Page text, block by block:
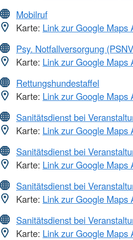
Mobilruf
Karte: Link zur Google Maps
Psy. Notfallversorgung
Karte: Link zur Google Maps
Rettungshundestaffel
Karte: Link zur Google Maps
Sanitätsdienst bei
Karte: Link zur Google Maps
Sanitätsdienst bei
Karte: Link zur Google Maps
Sanitätsdienst bei
Karte: Link zur Google Maps
Sanitätsdienst bei
Karte: Link zur Google Maps